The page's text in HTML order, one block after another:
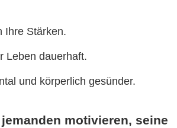
Stärken.
Leben dauerhaft.
und körperlich gesünder.
motivieren, seine